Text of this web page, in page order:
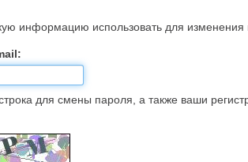
информацию использовать для изменения
для смены пароля, а также ваши